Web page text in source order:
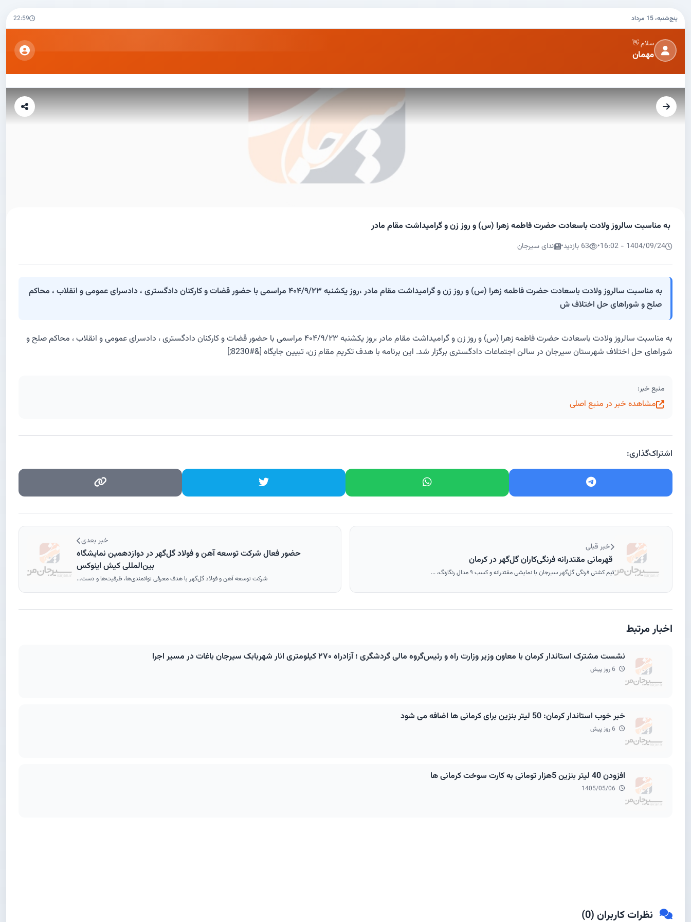
پنج‌شنبه، 15 مرداد 22:59
سلام 👋
مهمان
به مناسبت سالروز ولادت باسعادت حضرت فاطمه زهرا (س) و روز زن و گرامیداشت مقام مادر
1404/09/24 - 16:02
• 63 بازدید • ندای سیرجان
به مناسبت سالروز ولادت باسعادت حضرت فاطمه زهرا (س) و روز زن و گرامیداشت مقام مادر ،روز یکشنبه ۴۰۴/۹/۲۳ مراسمی با حضور قضات و کارکنان دادگستری ، دادسرای عمومی و انقلاب ، محاکم
صلح و شوراهای حل اختلاف ش
به مناسبت سالروز ولادت باسعادت حضرت فاطمه زهرا (س) و روز زن و گرامیداشت مقام مادر ،روز یکشنبه ۴۰۴/۹/۲۳ مراسمی با حضور قضات و کارکنان دادگستری ، دادسرای عمومی و انقلاب ، محاکم صلح و
شوراهای حل اختلاف شهرستان سیرجان در سالن اجتماعات دادگستری برگزار شد. این برنامه با هدف تکریم مقام زن، تبیین جایگاه [&#8230;]
منبع خبر:
مشاهده خبر در منبع اصلی
اشتراک‌گذاری:
خبر قبلی
قهرمانی مقتدرانه فرنگی‌کاران گل‌گهر در کرمان
تیم کشتی فرنگی گل‌گهر سیرجان با نمایشی مقتدرانه و کسب ۹ مدال رنگارنگ، ...
خبر بعدی
حضور فعال شرکت توسعه آهن و فولاد گل‌گهر در دوازدهمین نمایشگاه
بین‌المللی کیش اینوکس
شرکت توسعه آهن و فولاد گل‌گهر با هدف معرفی توانمندی‌ها، ظرفیت‌ها و دست...
اخبار مرتبط
نشست مشترک استاندار کرمان با معاون وزیر وزارت راه و رئیس‌گروه مالی گردشگری ؛ آزادراه ۲۷۰ کیلومتری انار شهربابک سیرجان باغات در مسیر اجرا
خبر خوب استاندار کرمان: 50 لیتر بنزین برای کرمانی ها اضافه می شود
افزودن 40 لیتر بنزین 5هزار تومانی به کارت سوخت کرمانی ها
نظرات کاربران (0
)